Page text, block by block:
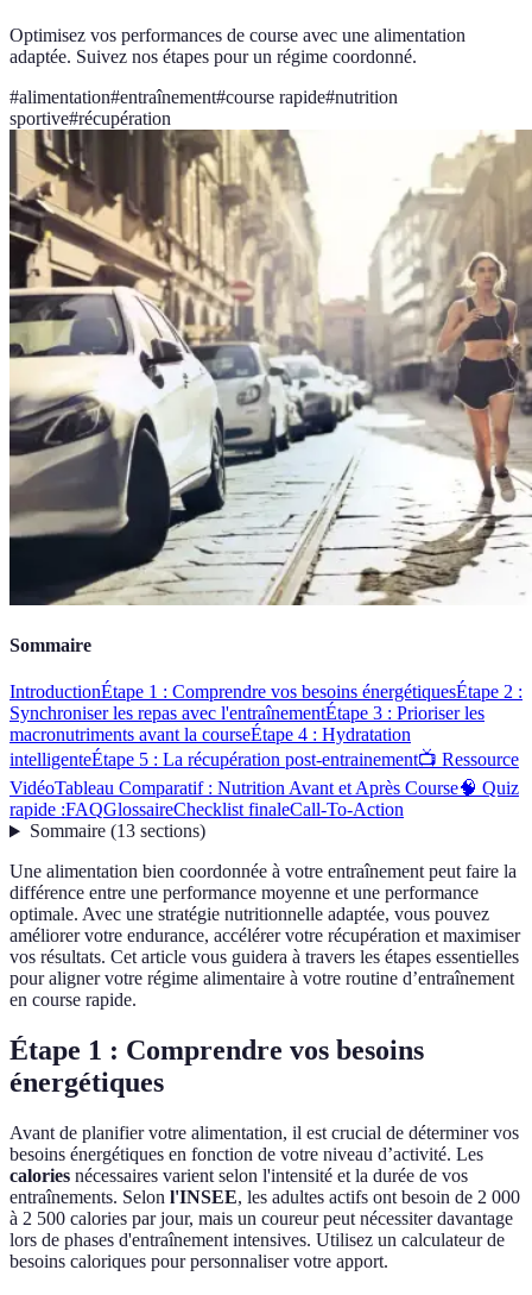
Optimisez vos performances de course avec une alimentation
adaptée. Suivez nos étapes pour un régime coordonné.
#alimentation#entraînement#course rapide#nutrition
sportive#récupération
Sommaire
IntroductionÉtape 1 : Comprendre vos besoins énergétiquesÉtape 2 :
Synchroniser les repas avec l'entraînementÉtape 3 : Prioriser les
macronutriments avant la courseÉtape 4 : Hydratation
intelligenteÉtape 5 : La récupération post-entrainement📺 Ressource
VidéoTableau Comparatif : Nutrition Avant et Après Course🧠 Quiz
rapide :FAQGlossaireChecklist finaleCall-To-Action
Sommaire(13 sections)
Une alimentation bien coordonnée à votre entraînement peut faire la
différence entre une performance moyenne et une performance
optimale. Avec une stratégie nutritionnelle adaptée, vous pouvez
améliorer votre endurance, accélérer votre récupération et maximiser
vos résultats. Cet article vous guidera à travers les étapes essentielles
pour aligner votre régime alimentaire à votre routine d’entraînement
en course rapide.
Étape 1 : Comprendre vos besoins
énergétiques
Avant de planifier votre alimentation, il est crucial de déterminer vos
besoins énergétiques en fonction de votre niveau d’activité. Les
calories nécessaires varient selon l'intensité et la durée de vos
entraînements. Selon l'INSEE, les adultes actifs ont besoin de 2 000
à 2 500 calories par jour, mais un coureur peut nécessiter davantage
lors de phases d'entraînement intensives. Utilisez un calculateur de
besoins caloriques pour personnaliser votre apport.